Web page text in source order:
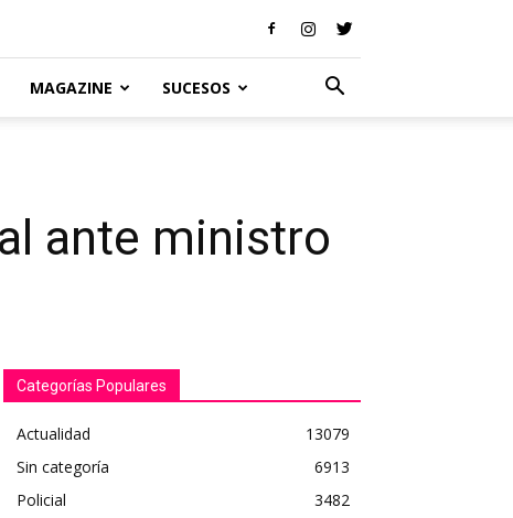
MAGAZINE SUCESOS
ante ministro
Categorías Populares
Actualidad
13079
Sin categoría
6913
Policial
3482